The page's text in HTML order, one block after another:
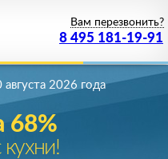
8 495 181-19-91
Вам перезвонить?
68%
кухни!
августа 2026 года